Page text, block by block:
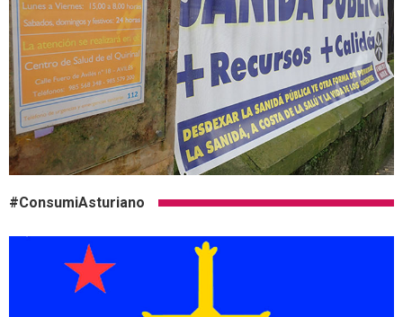
#ConsumiAsturiano